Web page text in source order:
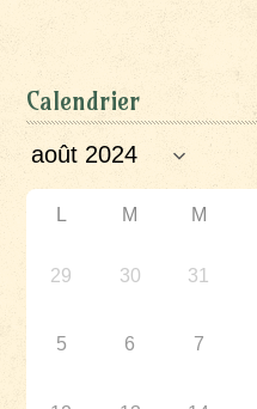
Calendrier
L M M
29 30 31
5 6 7